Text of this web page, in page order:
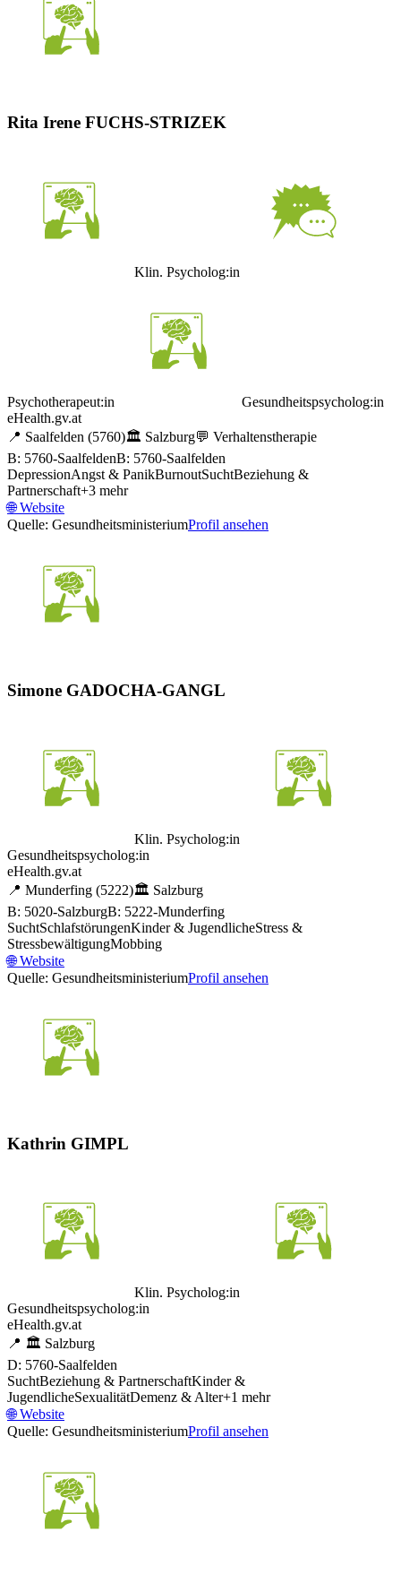
Rita Irene FUCHS-STRIZEK
Klin. Psycholog:in
Psychotherapeut:in
Gesundheitspsycholog:in
eHealth.gv.at
📍 Saalfelden (5760)🏛️ Salzburg💬 Verhaltenstherapie
B: 5760-SaalfeldenB: 5760-Saalfelden
DepressionAngst & PanikBurnoutSuchtBeziehung &
Partnerschaft+3 mehr
🌐Website
Quelle: GesundheitsministeriumProfil ansehen
Simone GADOCHA-GANGL
Klin. Psycholog:in
Gesundheitspsycholog:in
eHealth.gv.at
📍 Munderfing (5222)🏛️ Salzburg
B: 5020-SalzburgB: 5222-Munderfing
SuchtSchlafstörungenKinder & JugendlicheStress &
StressbewältigungMobbing
🌐Website
Quelle: GesundheitsministeriumProfil ansehen
Kathrin GIMPL
Klin. Psycholog:in
Gesundheitspsycholog:in
eHealth.gv.at
📍 🏛️ Salzburg
D: 5760-Saalfelden
SuchtBeziehung & PartnerschaftKinder &
JugendlicheSexualitätDemenz & Alter+1 mehr
🌐Website
Quelle: GesundheitsministeriumProfil ansehen